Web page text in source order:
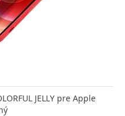
JELLY pre Apple